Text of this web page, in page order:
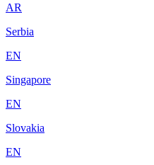
AR
Serbia
EN
Singapore
EN
Slovakia
EN